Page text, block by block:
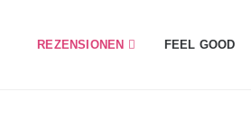
REZENSIONEN FEEL GOOD